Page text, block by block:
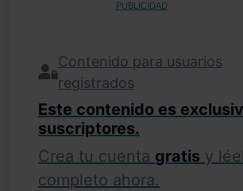
PUBLICIDAD
Contenido para usuarios
registrados
Este contenido es
suscriptores.
Crea tu cuenta gratis y
completo ahora.